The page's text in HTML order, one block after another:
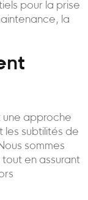
pour la prise
la
une approche
les subtilités de
sommes
en assurant